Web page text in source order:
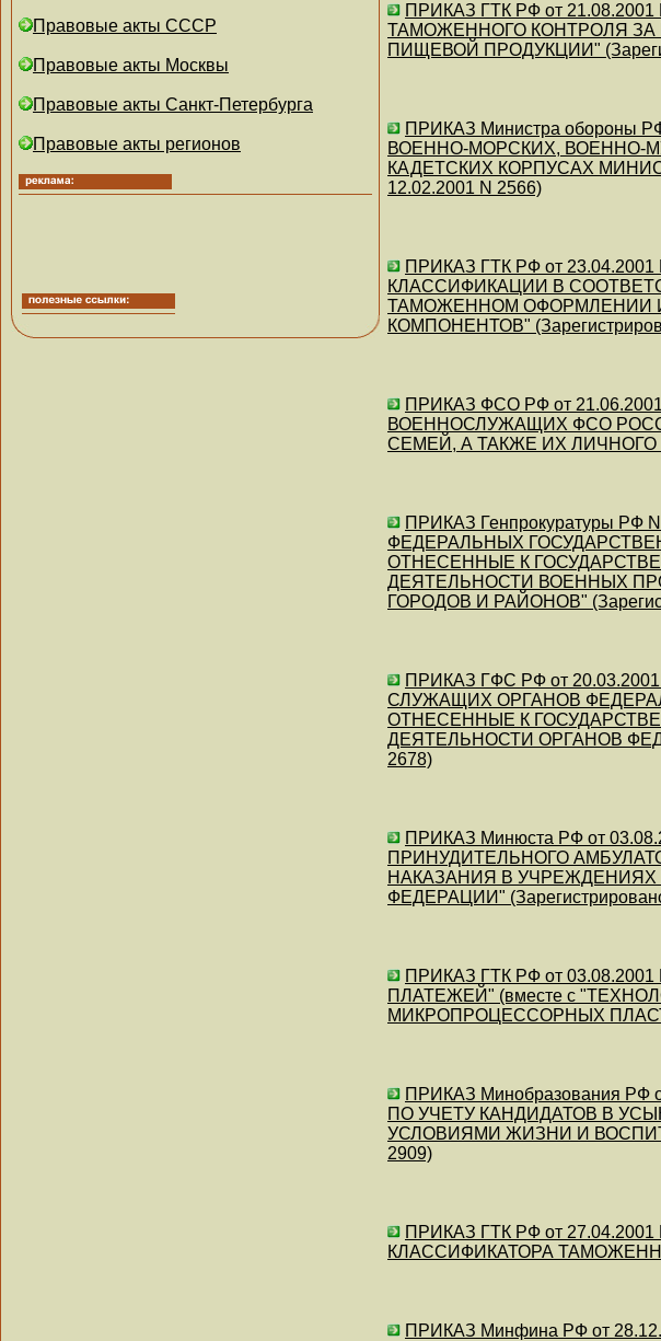
Правовые акты СССР
Правовые акты Москвы
Правовые акты Санкт-Петербурга
Правовые акты регионов
ПРИКАЗ ГТК РФ от
ТАМОЖЕННОГО КОНТРОЛЯ
ПИЩЕВОЙ ПРОДУКЦИИ"
ПРИКАЗ Министра обороны
ВОЕННО-МОРСКИХ, ВОЕННО-
КАДЕТСКИХ КОРПУСАХ
12.02.2001 N 2566)
ПРИКАЗ ГТК РФ от
КЛАССИФИКАЦИИ В
ТАМОЖЕННОМ ОФОРМЛЕНИИ
КОМПОНЕНТОВ"
ПРИКАЗ ФСО РФ от
ВОЕННОСЛУЖАЩИХ ФСО
СЕМЕЙ, А ТАКЖЕ ИХ ЛИЧНОГО
ПРИКАЗ Генпрокуратуры РФ
ФЕДЕРАЛЬНЫХ
ОТНЕСЕННЫЕ К
ДЕЯТЕЛЬНОСТИ ВОЕННЫХ
ГОРОДОВ И РАЙОНОВ"
ПРИКАЗ ГФС РФ от
СЛУЖАЩИХ ОРГАНОВ
ОТНЕСЕННЫЕ К
ДЕЯТЕЛЬНОСТИ ОРГАНОВ
2678)
ПРИКАЗ Минюста РФ от
ПРИНУДИТЕЛЬНОГО
НАКАЗАНИЯ В
ФЕДЕРАЦИИ"
ПРИКАЗ ГТК РФ от
ПЛАТЕЖЕЙ" (вместе с
МИКРОПРОЦЕССОРНЫХ
ПРИКАЗ Минобразования
ПО УЧЕТУ КАНДИДАТОВ В
УСЛОВИЯМИ ЖИЗНИ И
2909)
ПРИКАЗ ГТК РФ от
КЛАССИФИКАТОРА
ПРИКАЗ Минфина РФ от